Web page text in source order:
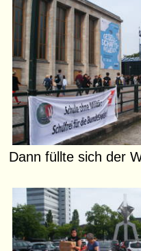
Dann füllte sich der